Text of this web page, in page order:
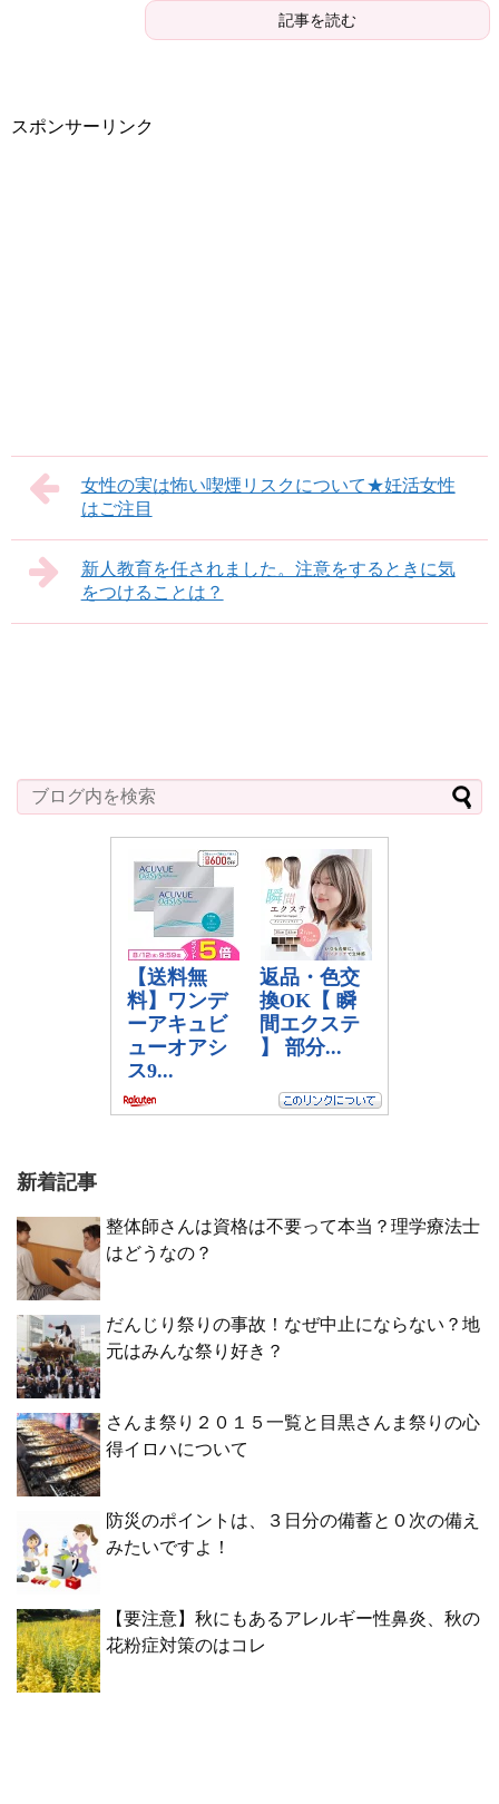
記事を読む
スポンサーリンク
女性の実は怖い喫煙リスクについて★妊活女性
はご注目
新人教育を任されました。注意をするときに気
をつけることは？
新着記事
整体師さんは資格は不要って本当？理学療法士
はどうなの？
だんじり祭りの事故！なぜ中止にならない？地
元はみんな祭り好き？
さんま祭り２０１５一覧と目黒さんま祭りの心
得イロハについて
防災のポイントは、３日分の備蓄と０次の備え
みたいですよ！
【要注意】秋にもあるアレルギー性鼻炎、秋の
花粉症対策のはコレ